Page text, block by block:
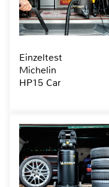
Einzeltest
Michelin
HP15 Car